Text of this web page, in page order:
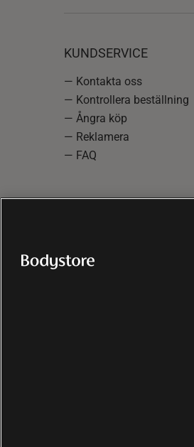
KUNDSERVICE
— Kontakta oss
— Kontrollera beställning
— Ångra köp
— Reklamera
— FAQ